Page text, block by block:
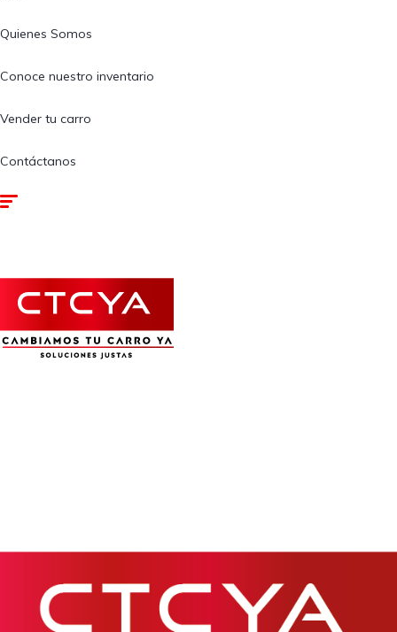
Quienes Somos
Conoce nuestro inventario
Vender tu carro
Contáctanos